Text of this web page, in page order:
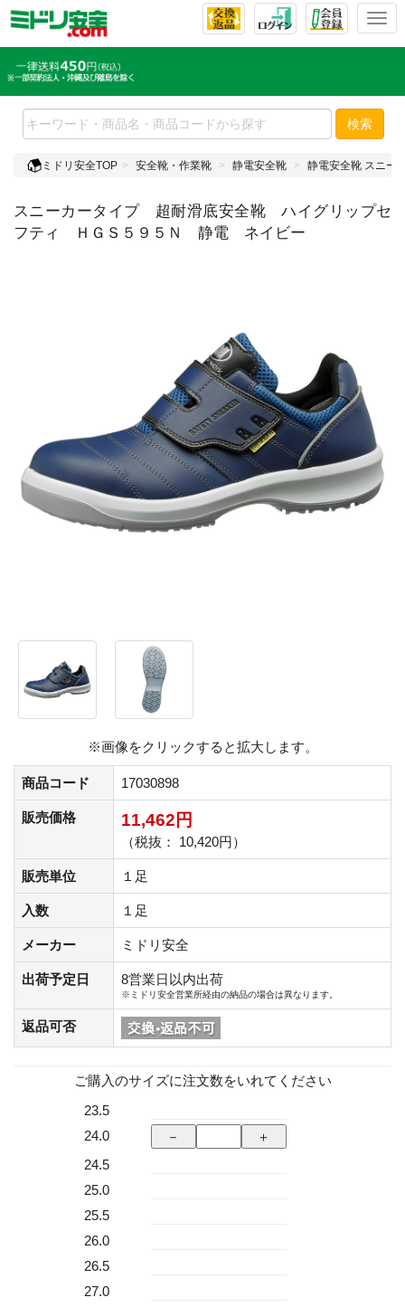
T
l
e
n
v
g
検索
ミドリ安全TOP 安全靴・作業靴 静電安全靴 静電安全靴 スニー
スニーカータイプ 超耐滑底安全靴 ハイグリップセ
フティ ＨＧＳ５９５Ｎ 静電 ネイビー
※画像をクリックすると拡大します。
商品コード 17030898
販売価格 11,462円
（税抜： 10,420円）
販売単位 １足
入数 １足
メーカー ミドリ安全
出荷予定日 8営業日以内出荷
※ミドリ安全営業所経由の納品の場合は異なります。
返品可否
ご購入のサイズに注文数をいれてください
23.5
24.0
24.5
25.0
25.5
26.0
26.5
27.0